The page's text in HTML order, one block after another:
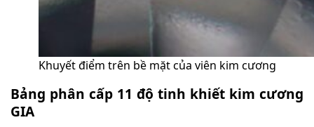
Khuyết điểm trên bề mặt của viên kim cương
Bảng phân cấp 11 độ tinh khiết kim cương
GIA